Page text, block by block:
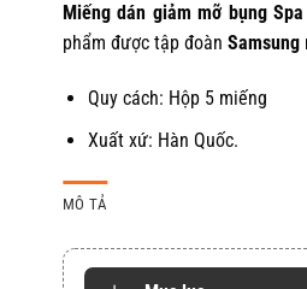
Miếng dán giảm mỡ bụng
phẩm được tập đoàn Samsung
Quy cách: Hộp 5 miếng
Xuất xứ: Hàn Quốc.
MÔ TẢ